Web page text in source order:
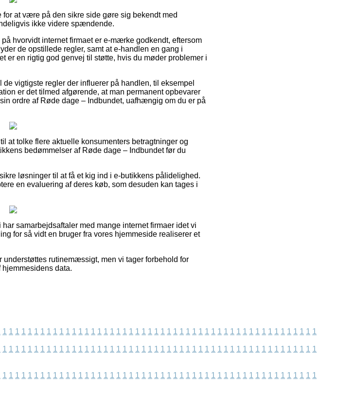
at være på den sikre side gøre sig bekendt med
ikke videre spændende.
hvorvidt internet firmaet er e-mærke godkendt, eftersom
de opstillede regler, samt at e-handlen en gang i
er en rigtig god genvej til støtte, hvis du møder problemer i
vigtigste regler der influerer på handlen, til eksempel
er det tilmed afgørende, at man permanent opbevarer
ordre af Røde dage – Indbundet, uafhængig om du er på
at tolke flere aktuelle konsumenters betragtninger og
bedømmelser af Røde dage – Indbundet før du
løsninger til at få et kig ind i e-butikkens pålidelighed.
en evaluering af deres køb, som desuden kan tages i
samarbejdsaftaler med mange internet firmaer idet vi
for så vidt en bruger fra vores hjemmeside realiserer et
rutinemæssigt, men vi tager forbehold for
data.
1 1 1 1 1 1 1 1 1 1 1 1 1 1 1 1 1 1 1 1 1 1 1 1 1 1 1 1 1 1 1 1 1 1 1 1 1 1 1 1 1 1 1 1 1 1 1 1 1 1
1 1 1 1 1 1 1 1 1 1 1 1 1 1 1 1 1 1 1 1 1 1 1 1 1 1 1 1 1 1 1 1 1 1 1 1 1 1 1 1 1 1 1 1 1 1 1 1 1 1
1 1 1 1 1 1 1 1 1 1 1 1 1 1 1 1 1 1 1 1 1 1 1 1 1 1 1 1 1 1 1 1 1 1 1 1 1 1 1 1 1 1 1 1 1 1 1 1 1 1